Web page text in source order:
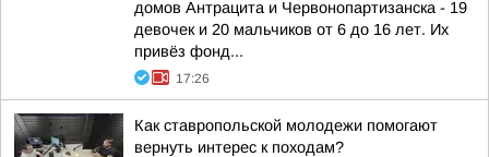
домов Антрацита и Червонопартизанска - 19
девочек и 20 мальчиков от 6 до 16 лет. Их
привёз фонд...
17:26
Как ставропольской молодежи помогают
вернуть интерес к походам?